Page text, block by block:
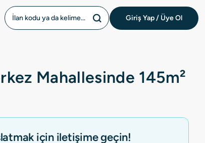
Giriş Yap / Üye Ol
Mahallesinde 145m²
için iletişime geçin!